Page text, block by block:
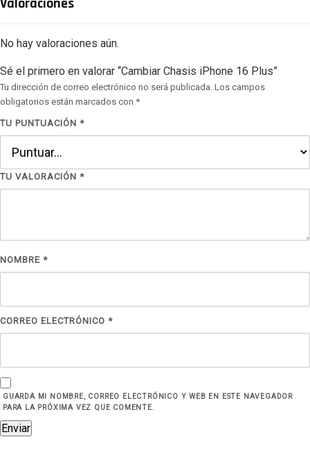
No hay valoraciones aún.
Sé el primero en valorar “Cambiar Chasis iPhone 16 Plus”
Tu dirección de correo electrónico no será publicada. Los campos
obligatorios están marcados con *
TU PUNTUACIÓN *
TU VALORACIÓN *
NOMBRE *
CORREO ELECTRÓNICO *
GUARDA MI NOMBRE, CORREO ELECTRÓNICO Y WEB EN ESTE NAVEGADOR
PARA LA PRÓXIMA VEZ QUE COMENTE.